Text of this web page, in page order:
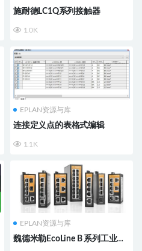
施耐德LC1Q系列接触器
1.0K
EPLAN资源与库
连接定义点的表格式编辑
1.1K
EPLAN资源与库
魏德米勒EcoLine B 系列工业交